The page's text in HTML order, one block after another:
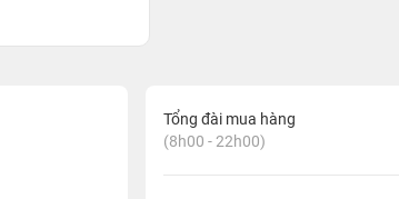
Tổng đài mua hàng
(8h00 - 22h00)